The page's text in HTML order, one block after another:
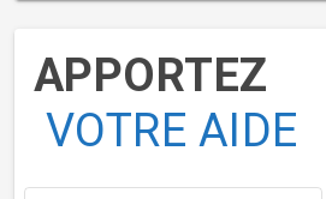
APPORTEZ
VOTRE AIDE